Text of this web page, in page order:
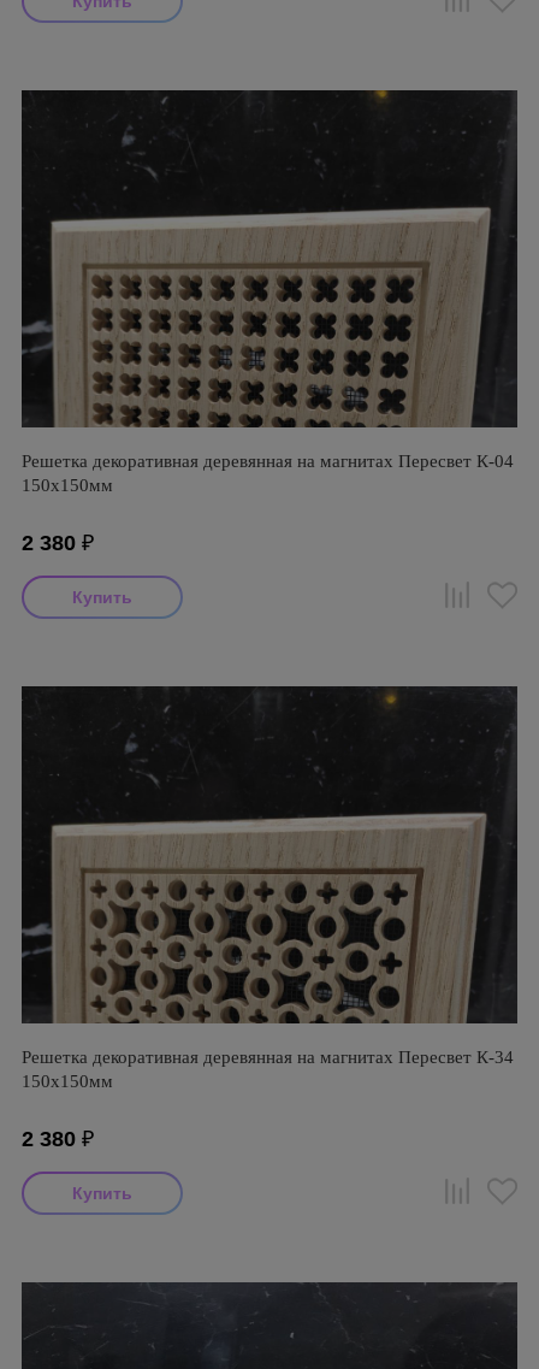
Решетка декоративная деревянная на магнитах Пересвет К-04
150х150мм
2 380 ₽
Решетка декоративная деревянная на магнитах Пересвет К-34
150х150мм
2 380 ₽